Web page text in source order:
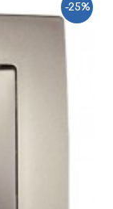
-25%